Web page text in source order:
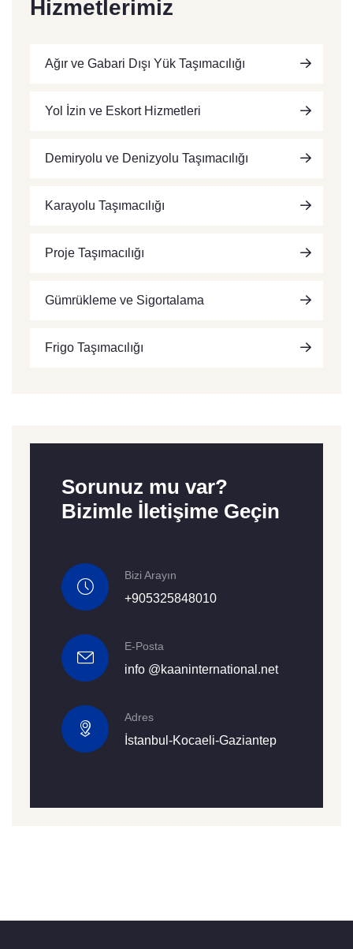
Hizmetlerimiz
Ağır ve Gabari Dışı Yük Taşımacılığı
Yol İzin ve Eskort Hizmetleri
Demiryolu ve Denizyolu Taşımacılığı
Karayolu Taşımacılığı
Proje Taşımacılığı
Gümrükleme ve Sigortalama
Frigo Taşımacılığı
Sorunuz mu var?
Bizimle İletişime Geçin
Bizi Arayın
+905325848010
E-Posta
info @kaaninternational.net
Adres
İstanbul-Kocaeli-Gaziantep